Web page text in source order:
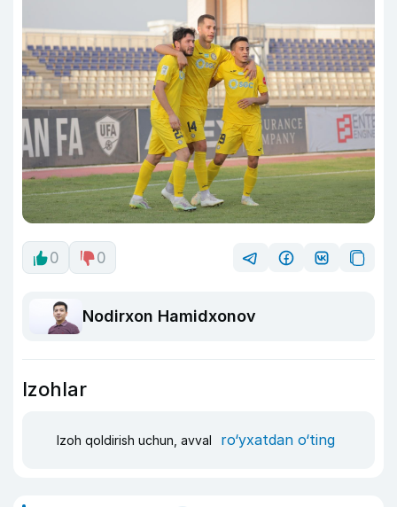
0 0
Nodirxon Hamidxonov
Izohlar
Izoh qoldirish uchun, avval ro‘yxatdan o‘ting